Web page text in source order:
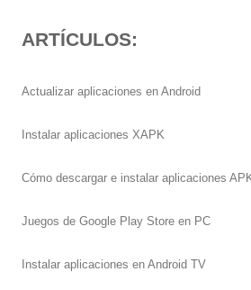
ARTÍCULOS:
Actualizar aplicaciones en Android
Instalar aplicaciones XAPK
Cómo descargar e instalar aplicaciones
Juegos de Google Play Store en PC
Instalar aplicaciones en Android TV